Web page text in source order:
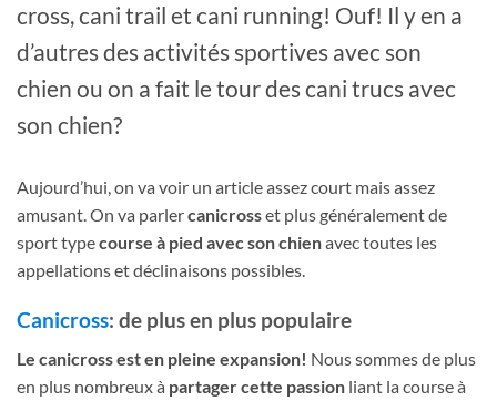
cross, cani trail et cani running! Ouf! Il y en a
d’autres des activités sportives avec son
chien ou on a fait le tour des cani trucs avec
son chien?
Aujourd’hui, on va voir un article assez court mais assez
amusant. On va parlercanicrosset plus généralement de
sport typecourse à pied avec son chienavec toutes les
appellations et déclinaisons possibles.
Canicross: de plus en plus populaire
Le canicross est en pleine expansion! Nous sommes de plus
en plus nombreux à partager cette passion liant la course à